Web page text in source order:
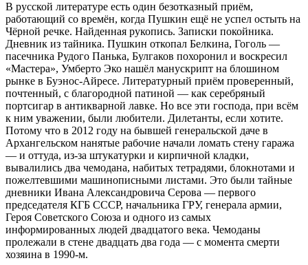
В русской литературе есть один безотказный приём,
работающий со времён, когда Пушкин ещё не успел остыть на
Чёрной речке. Найденная рукопись. Записки покойника.
Дневник из тайника. Пушкин откопал Белкина, Гоголь —
пасечника Рудого Панька, Булгаков похоронил и воскресил
«Мастера», Умберто Эко нашёл манускрипт на блошином
рынке в Буэнос-Айресе. Литературный приём проверенный,
почтенный, с благородной патиной — как серебряный
портсигар в антикварной лавке. Но все эти господа, при всём
к ним уважении, были любители. Дилетанты, если хотите.
Потому что в 2012 году на бывшей генеральской даче в
Архангельском нанятые рабочие начали ломать стену гаража
— и оттуда, из-за штукатурки и кирпичной кладки,
вывалились два чемодана, набитых тетрадями, блокнотами и
пожелтевшими машинописными листами. Это были тайные
дневники Ивана Александровича Серова — первого
председателя КГБ СССР, начальника ГРУ, генерала армии,
Героя Советского Союза и одного из самых
информированных людей двадцатого века. Чемоданы
пролежали в стене двадцать два года — с момента смерти
хозяина в 1990-м.